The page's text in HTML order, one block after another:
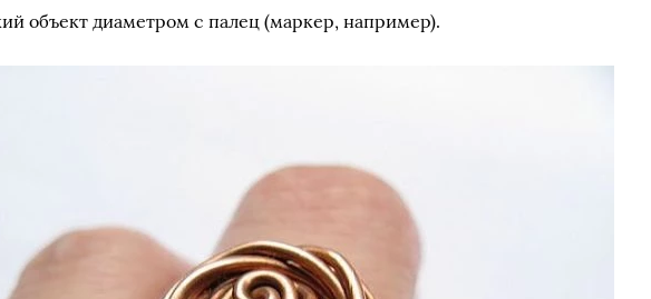
объект диаметром с палец (маркер, например).